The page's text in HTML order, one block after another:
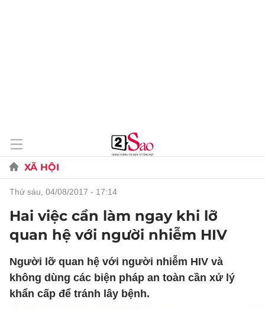
XÃ HỘI
thứ sáu, 04/08/2017 - 17:14
Hai việc cần làm ngay khi lỡ
quan hệ với người nhiễm HIV
Người lỡ quan hệ với người nhiễm HIV và
không dùng các biện pháp an toàn cần xử lý
khẩn cấp để tránh lây bệnh.